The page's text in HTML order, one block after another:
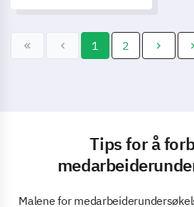
1 2
Tips for å
Malene for